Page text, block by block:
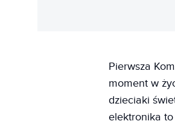
Pierwsza
moment w
dzieciaki
elektronika